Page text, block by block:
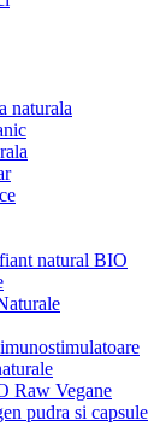
naturala
natural BIO
Raw Vegane
pudra si capsule